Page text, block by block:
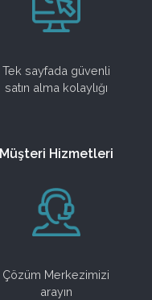
Tek sayfada güvenli
satın alma kolaylığı
Müşteri Hizmetleri
Çözüm Merkezimizi
arayın